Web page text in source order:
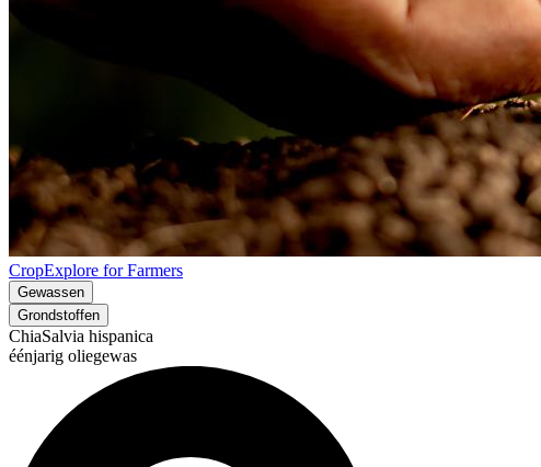
CropExplore for Farmers
Gewassen
Grondstoffen
ChiaSalvia hispanica
éénjarig oliegewas